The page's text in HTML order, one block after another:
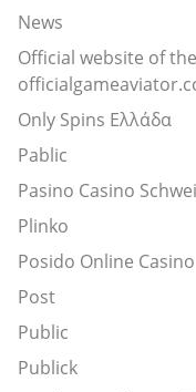
News
Official website of
Only Spins Ελλάδα
Pablic
Pasino Casino
Plinko
Posido Online Casino
Post
Public
Publick